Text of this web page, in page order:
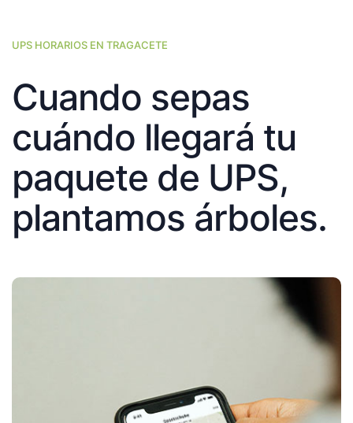
UPS HORARIOS EN TRAGACETE
Cuando sepas
cuándo llegará tu
paquete de UPS,
plantamos árboles.